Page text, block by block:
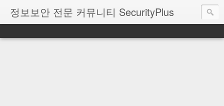
정보보안 전문 커뮤니티 SecurityPlus